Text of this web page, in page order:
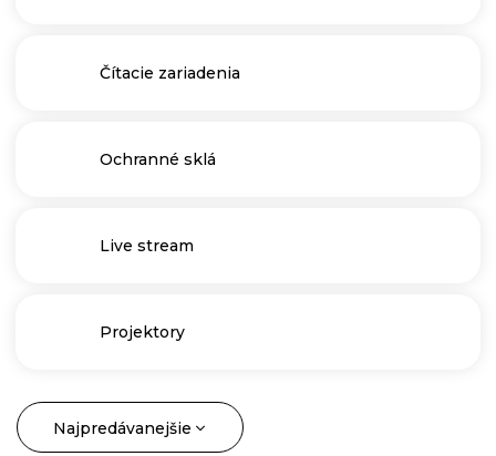
Čítacie zariadenia
Ochranné sklá
Live stream
Projektory
R
Najpredávanejšie